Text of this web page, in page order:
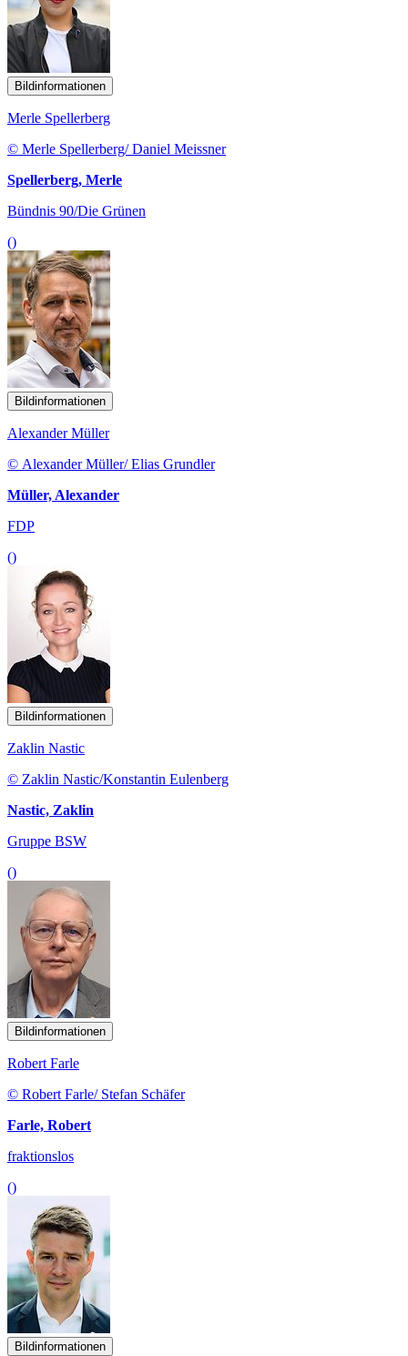
Bildinformationen
Merle Spellerberg
© Merle Spellerberg/ Daniel Meissner
Spellerberg, Merle
Bündnis 90/Die Grünen
()
Bildinformationen
Alexander Müller
© Alexander Müller/ Elias Grundler
Müller, Alexander
FDP
()
Bildinformationen
Zaklin Nastic
© Zaklin Nastic/Konstantin Eulenberg
Nastic, Zaklin
Gruppe BSW
()
Bildinformationen
Robert Farle
© Robert Farle/ Stefan Schäfer
Farle, Robert
fraktionslos
()
Bildinformationen